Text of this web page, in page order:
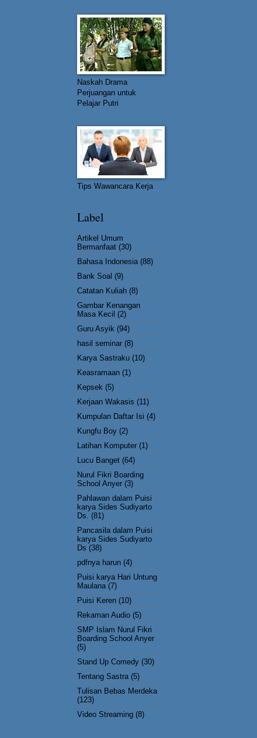
Naskah Drama
Perjuangan untuk
Pelajar Putri
Tips Wawancara Kerja
Label
Artikel Umum
Bermanfaat (30)
Bahasa Indonesia (88)
Bank Soal (9)
Catatan Kuliah (8)
Gambar Kenangan
Masa Kecil (2)
Guru Asyik (94)
hasil seminar (8)
Karya Sastraku (10)
Keasramaan (1)
Kepsek (5)
Kerjaan Wakasis (11)
Kumpulan Daftar Isi (4)
Kungfu Boy (2)
Latihan Komputer (1)
Lucu Banget (64)
Nurul Fikri Boarding
School Anyer (3)
Pahlawan dalam Puisi
karya Sides Sudiyarto
Ds. (81)
Pancasila dalam Puisi
karya Sides Sudiyarto
Ds (38)
pdfnya harun (4)
Puisi karya Hari Untung
Maulana (7)
Puisi Keren (10)
Rekaman Audio (5)
SMP Islam Nurul Fikri
Boarding School Anyer
(5)
Stand Up Comedy (30)
Tentang Sastra (5)
Tulisan Bebas Merdeka
(123)
Video Streaming (8)